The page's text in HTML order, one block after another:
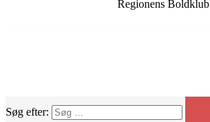
Regionens Boldklub
Søg efter: